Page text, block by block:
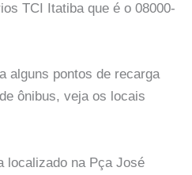
TCI Itatiba que é o 08000-
alguns pontos de recarga
ônibus, veja os locais
localizado na Pça José